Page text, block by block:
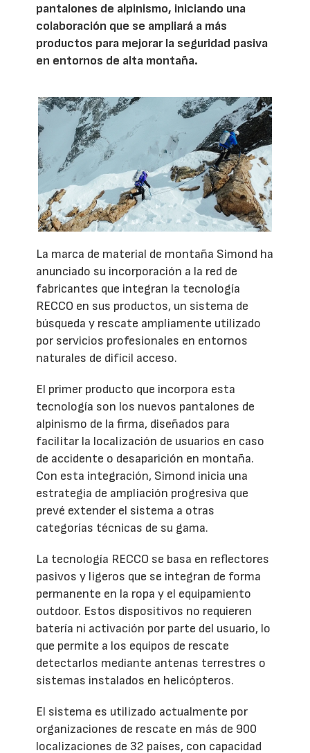
pantalones de alpinismo, iniciando una
colaboración que se ampliará a más
productos para mejorar la seguridad pasiva
en entornos de alta montaña.
La marca de material de montaña Simond ha
anunciado su incorporación a la red de
fabricantes que integran la tecnología
RECCO en sus productos, un sistema de
búsqueda y rescate ampliamente utilizado
por servicios profesionales en entornos
naturales de difícil acceso.
El primer producto que incorpora esta
tecnología son los nuevos pantalones de
alpinismo de la firma, diseñados para
facilitar la localización de usuarios en caso
de accidente o desaparición en montaña.
Con esta integración, Simond inicia una
estrategia de ampliación progresiva que
prevé extender el sistema a otras
categorías técnicas de su gama.
La tecnología RECCO se basa en reflectores
pasivos y ligeros que se integran de forma
permanente en la ropa y el equipamiento
outdoor. Estos dispositivos no requieren
batería ni activación por parte del usuario, lo
que permite a los equipos de rescate
detectarlos mediante antenas terrestres o
sistemas instalados en helicópteros.
El sistema es utilizado actualmente por
organizaciones de rescate en más de 900
localizaciones de 32 países, con capacidad